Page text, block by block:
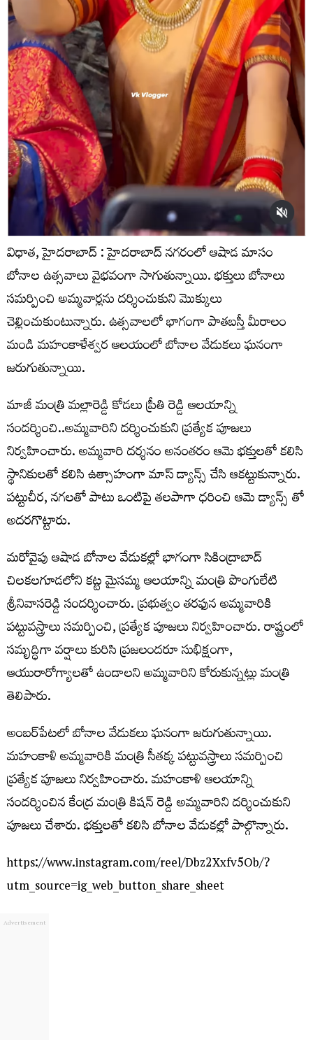
విధాత, హైదరాబాద్ : హైదరాబాద్ నగరంలో ఆషాడ మాసం
బోనాల ఉత్సవాలు వైభవంగా సాగుతున్నాయి. భక్తులు బోనాలు
సమర్పించి అమ్మవార్లను దర్శించుకుని మొక్కులు
చెల్లించుకుంటున్నారు. ఉత్సవాలలో భాగంగా పాతబస్తీ మీరాలం
మండి మహంకాళేశ్వర ఆలయంలో బోనాల వేడుకలు ఘనంగా
జరుగుతున్నాయి.
మాజీ మంత్రి మల్లారెడ్డి కోడలు ప్రీతి రెడ్డి ఆలయాన్ని
సందర్శించి..అమ్మవారిని దర్శించుకుని ప్రత్యేక పూజలు
నిర్వహించారు. అమ్మవారి దర్శనం అనంతరం ఆమె భక్తులతో కలిసి
స్థానికులతో కలిసి ఉత్సాహంగా మాస్ డ్యాన్స్ చేసి ఆకట్టుకున్నారు.
పట్టుచీర, నగలతో పాటు ఒంటిపై తలపాగా ధరించి ఆమె డ్యాన్స్ తో
అదరగొట్టారు.
మరోవైపు ఆషాడ బోనాల వేడుకల్లో భాగంగా సికింద్రాబాద్
చిలకలగూడలోని కట్ట మైసమ్మ ఆలయాన్ని మంత్రి పొంగులేటి
శ్రీనివాసరెడ్డి సందర్శించారు. ప్రభుత్వం తరఫున అమ్మవారికి
పట్టువస్త్రాలు సమర్పించి, ప్రత్యేక పూజలు నిర్వహించారు. రాష్ట్రంలో
సమృద్ధిగా వర్షాలు కురిసి ప్రజలందరూ సుభిక్షంగా,
ఆయురారోగ్యాలతో ఉండాలని అమ్మవారిని కోరుకున్నట్లు మంత్రి
తెలిపారు.
అంబర్‌పేటలో బోనాల వేడుకలు ఘనంగా జరుగుతున్నాయి.
మహంకాళి అమ్మవారికి మంత్రి సీతక్క పట్టువస్త్రాలు సమర్పించి
ప్రత్యేక పూజలు నిర్వహించారు. మహంకాళి ఆలయాన్ని
సందర్శించిన కేంద్ర మంత్రి కిషన్ రెడ్డి అమ్మవారిని దర్శించుకుని
పూజలు చేశారు. భక్తులతో కలిసి బోనాల వేడుకల్లో పాల్గొన్నారు.
https://www.instagram.com/reel/Dbz2Xxfv5Ob/?
utm_source=ig_web_button_share_sheet